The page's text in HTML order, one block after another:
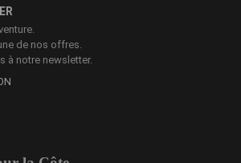
de nos offres.
à notre newsletter.